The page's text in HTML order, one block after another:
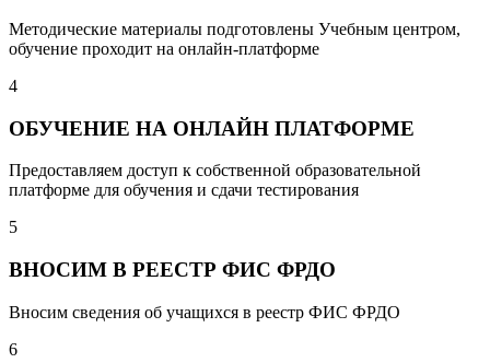
Методические материалы подготовлены Учебным центром,
обучение проходит на онлайн-платформе
4
ОБУЧЕНИЕ НА ОНЛАЙН ПЛАТФОРМЕ
Предоставляем доступ к собственной образовательной
платформе для обучения и сдачи тестирования
5
ВНОСИМ В РЕЕСТР ФИС ФРДО
Вносим сведения об учащихся в реестр ФИС ФРДО
6